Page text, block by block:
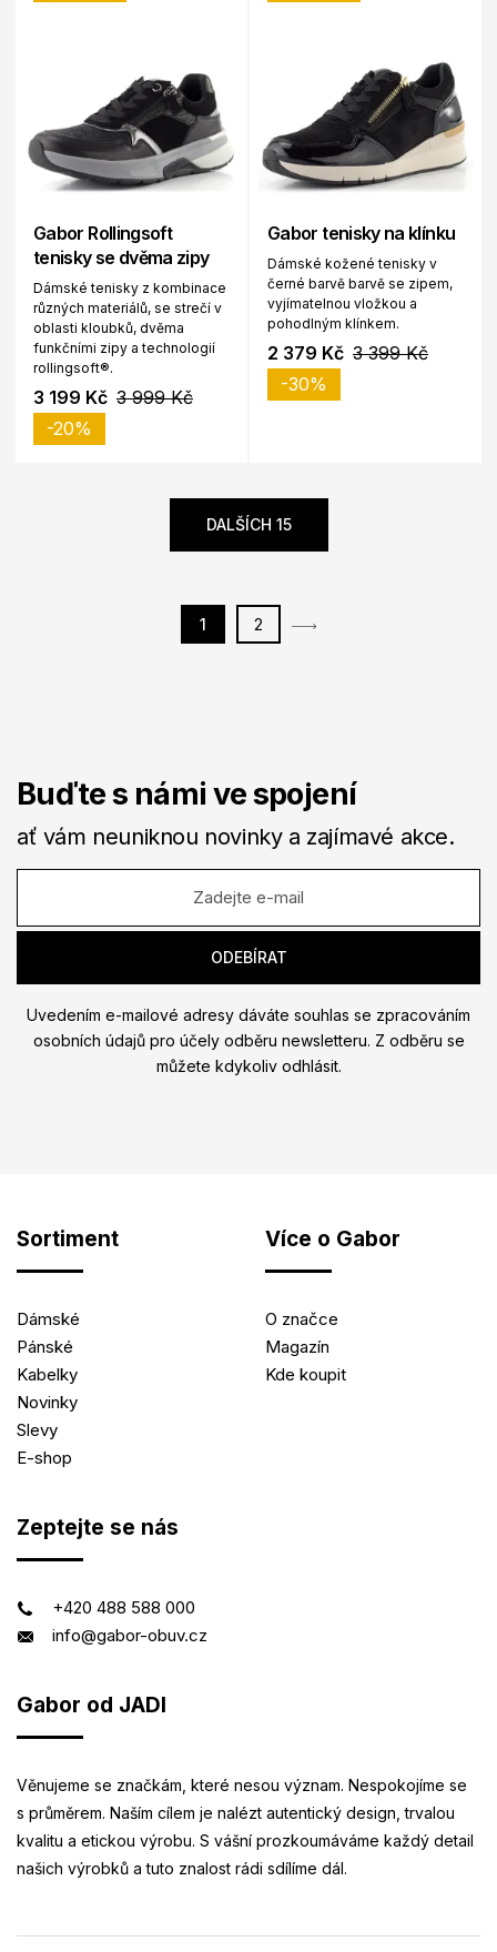
Gabor Rollingsoft
tenisky se dvěma zipy
Dámské tenisky z kombinace
různých materiálů, se strečí v
oblasti kloubků, dvěma
funkčními zipy a technologií
rollingsoft®.
3 199 Kč 3 999 Kč
-20%
Gabor tenisky na klínku
Dámské kožené tenisky v
černé barvě barvě se zipem,
vyjímatelnou vložkou a
pohodlným klínkem.
2 379 Kč 3 399 Kč
-30%
1 2
DALŠÍCH 15
Buďte s námi ve spojení
ať vám neuniknou novinky a zajímavé akce.
Uvedením e-mailové adresy dáváte souhlas se zpracováním
osobních údajů pro účely odběru newsletteru. Z odběru se
můžete kdykoliv odhlásit.
Sortiment
Dámské
Pánské
Kabelky
Novinky
Slevy
E-shop
Více o Gabor
O značce
Magazín
Kde koupit
Zeptejte se nás
+420 488 588 000
info@gabor-obuv.cz
Gabor od JADI
Věnujeme se značkám, které nesou význam. Nespokojíme se
s průměrem. Naším cílem je nalézt autentický design, trvalou
kvalitu a etickou výrobu. S vášní prozkoumáváme každý detail
našich výrobků a tuto znalost rádi sdílíme dál.